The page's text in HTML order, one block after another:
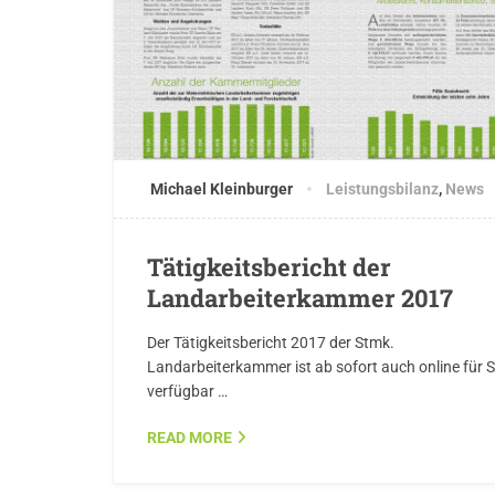
Michael Kleinburger Leistungsbilanz, News
Tätigkeitsbericht der
Landarbeiterkammer 2017
Der Tätigkeitsbericht 2017 der Stmk.
Landarbeiterkammer ist ab sofort auch online für
verfügbar …
READ MORE